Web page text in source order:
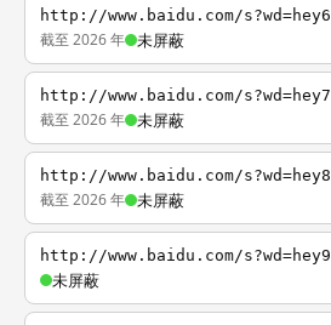
http://www.baidu.com/s?wd=hey6
截至 2026 年 未屏蔽
http://www.baidu.com/s?wd=hey7
截至 2026 年 未屏蔽
http://www.baidu.com/s?wd=hey8
截至 2026 年 未屏蔽
http://www.baidu.com/s?wd=hey9
未屏蔽